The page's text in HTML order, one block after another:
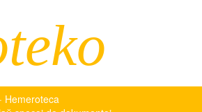
Hemeroteca